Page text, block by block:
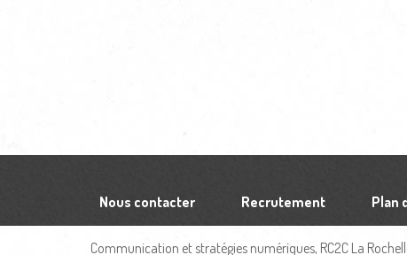
Nous contacter Recrutement Plan
Communication et stratégies numériques, RC2C La